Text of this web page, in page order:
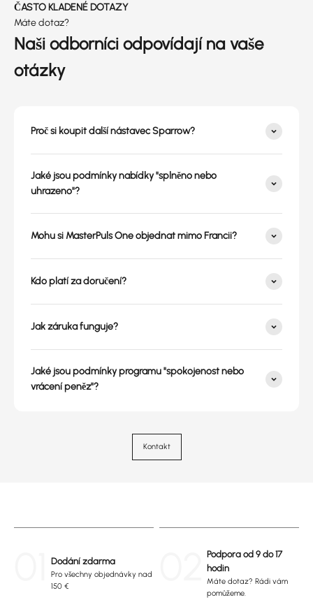
ČASTO KLADENÉ DOTAZY
Máte dotaz?
Naši odborníci odpovídají na vaše
otázky
Proč si koupit další nástavec Sparrow?
Jaké jsou podmínky nabídky "splněno nebo
uhrazeno"?
Mohu si MasterPuls One objednat mimo Francii?
Kdo platí za doručení?
Jak záruka funguje?
Jaké jsou podmínky programu "spokojenost nebo
vrácení peněz"?
Kontakt
Dodání zdarma
Pro všechny objednávky nad
150 €
Podpora od 9 do 17
hodin
Máte dotaz? Rádi vám
pomůžeme.